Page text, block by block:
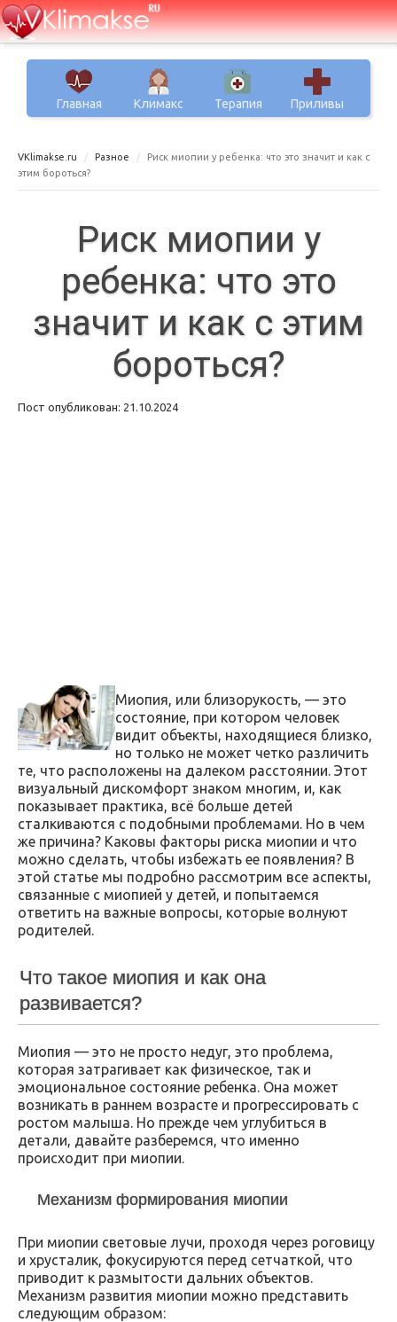
Главная Климакс Терапия Приливы
VKlimakse.ru Разное
Риск миопии у ребенка: что это значит и как с
этим бороться?
Риск миопии у
ребенка: что это
значит и как с этим
бороться?
Пост опубликован: 21.10.2024
Миопия, или близорукость, — это
состояние, при котором человек
видит объекты, находящиеся близко,
но только не может четко различить
те, что расположены на далеком расстоянии. Этот
визуальный дискомфорт знаком многим, и, как
показывает практика, всё больше детей
сталкиваются с подобными проблемами. Но в чем
же причина? Каковы факторы риска миопии и что
можно сделать, чтобы избежать ее появления? В
этой статье мы подробно рассмотрим все аспекты,
связанные с миопией у детей, и попытаемся
ответить на важные вопросы, которые волнуют
родителей.
Что такое миопия и как она
развивается?
Миопия — это не просто недуг, это проблема,
которая затрагивает как физическое, так и
эмоциональное состояние ребенка. Она может
возникать в раннем возрасте и прогрессировать с
ростом малыша. Но прежде чем углубиться в
детали, давайте разберемся, что именно
происходит при миопии.
Механизм формирования миопии
При миопии световые лучи, проходя через роговицу
и хрусталик, фокусируются перед сетчаткой, что
приводит к размытости дальних объектов.
Механизм развития миопии можно представить
следующим образом: